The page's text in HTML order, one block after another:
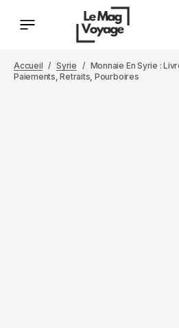
Accueil Syrie
Monnaie En Syrie :
Paiements, Retraits, Pourboires